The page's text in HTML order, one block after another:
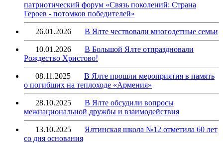
патриотический форум «Связь поколений: Страна
Героев - потомков победителей»
26.01.2026 В Ялте чествовали многодетные семьи
10.01.2026
В Большой Ялте отпраздновали
Рождество Христово!
08.11.2025
В Ялте прошли мероприятия в память
о погибших на теплоходе «Армения»
28.10.2025
В Ялте обсудили вопросы
межнациональной дружбы и взаимодействия
13.10.2025
Ялтинская школа №12 отметила 60 лет
со дня основания